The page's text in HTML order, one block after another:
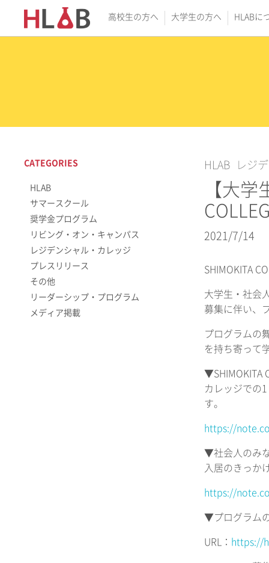
高校生の方へ 大学生の方へ HLABに
HLAB レジ
【大
2021/7/14
SHIMOKITA
大学生・社会
募集に伴い、
プログラムの
を持ち寄って
▼SHIMOKITA
カレッジでの
す。
https://
▼社会人のみ
入居のきっか
https://
▼プログラム
URL： https://
CATEGORIES
HLAB
サマースクール
奨学金プログラム
リビング・オン・キャンパス
レジデンシャル・カレッジ
プレスリリース
その他
リーダーシップ・プログラム
メディア掲載